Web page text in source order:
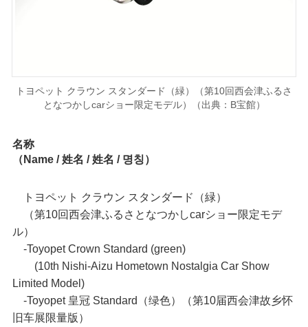
トヨペット クラウン スタンダード（緑）（第10回西会津ふるさ
となつかしcarショー限定モデル）（出典：B宝館）
名称
（Name / 姓名 / 姓名 / 명칭）
トヨペット クラウン スタンダード（緑）
（第10回西会津ふるさとなつかしcarショー限定モデ
ル）
‐Toyopet Crown Standard (green)
(10th Nishi-Aizu Hometown Nostalgia Car Show
Limited Model)
‐Toyopet 皇冠 Standard（绿色）（第10届西会津故乡怀
旧车展限量版）